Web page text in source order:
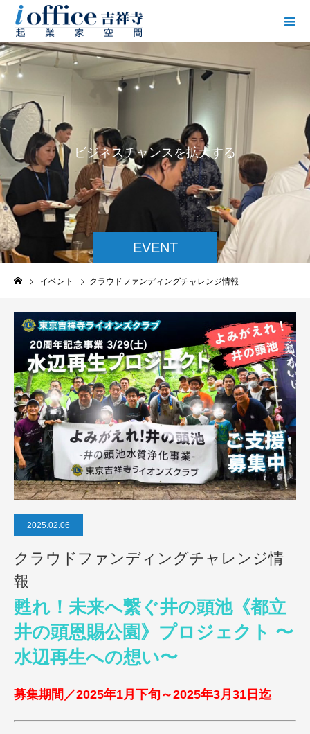
EVENT
ビジネスチャンス を拡大する
イベント クラウドファンディングチャレンジ情報
2025.02.06
クラウドファンディングチャレンジ情
報
甦れ！未来へ繋ぐ井の頭池《都立
井の頭恩賜公園》プロジェクト 〜
水辺再生への想い〜
募集期間／2025年1月下旬～2025年3月31日迄